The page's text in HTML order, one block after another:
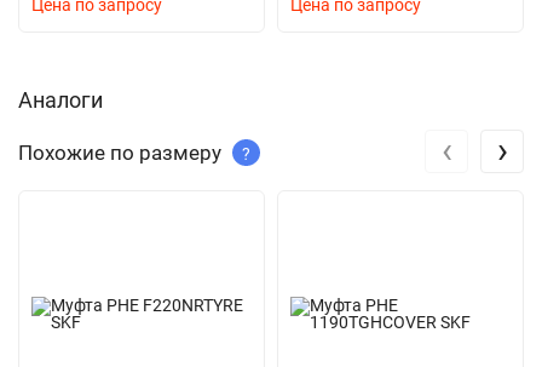
Цена по запросу Цена по запросу
Аналоги
Похожие по размеру ? ‹ ›